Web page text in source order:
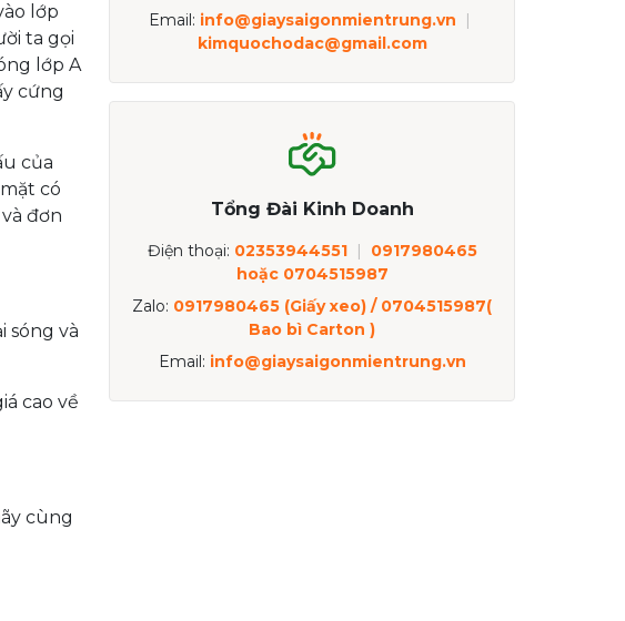
lớp
ta gọi
lớp A
cứng
của
có
đơn
sóng và
cao về
cùng
Email: info@giaysaigonmientrung.vn
|
kimquochodac@gmail.com
Tổng Đài Kinh Doanh
Điện thoại: 02353944551 |
0917980465
hoặc 0704515987
Zalo: 0917980465 (Giấy xeo) / 0704515987(
Bao bì Carton )
Email: info@giaysaigonmientrung.vn